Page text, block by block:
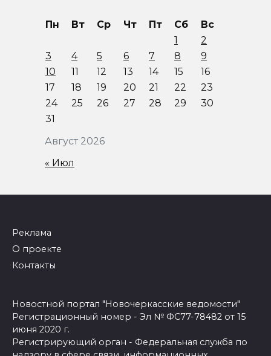
Август 2026
Пн Вт Ср Чт Пт Сб
Вс
1
2
3
4 5 6 7 8
9
10
11 12 13 14 15
16
17
18 19 20 21 22
23
24
25 26 27 28 29
30
31
« Июл
Реклама
О проекте
Контакты
Новостной портал "Новочеркасские ведомости"
Регистрационный номер - Эл № ФС77-78482 от 15
июня 2020 г.
Регистрирующий орган - Федеральная служба по